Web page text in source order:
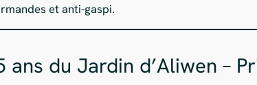
et anti-gaspi.
ans du Jardin d’Aliwen –